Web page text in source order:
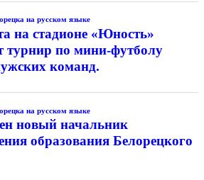
на русском языке
на стадионе «Юность»
турнир по мини-футболу
команд.
на русском языке
новый начальник
образования Белорецкого